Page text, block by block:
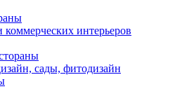
интерьеров
сады, фитодизайн